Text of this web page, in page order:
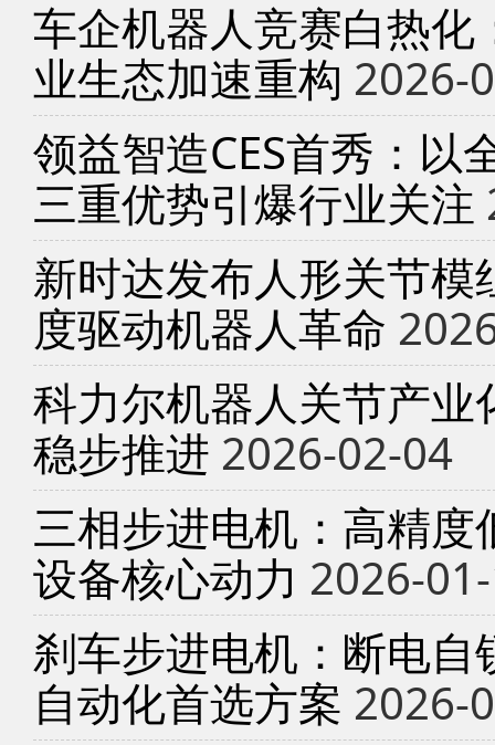
车企机器人竞赛白热
业生态加速重构 2026-
领益智造CES首秀：以
三重优势引爆行业关注
新时达发布人形关节
度驱动机器人革命
科力尔机器人关节产
稳步推进 2026-02-04
三相步进电机：高精
设备核心动力 2026-
刹车步进电机：断电
自动化首选方案 2026-